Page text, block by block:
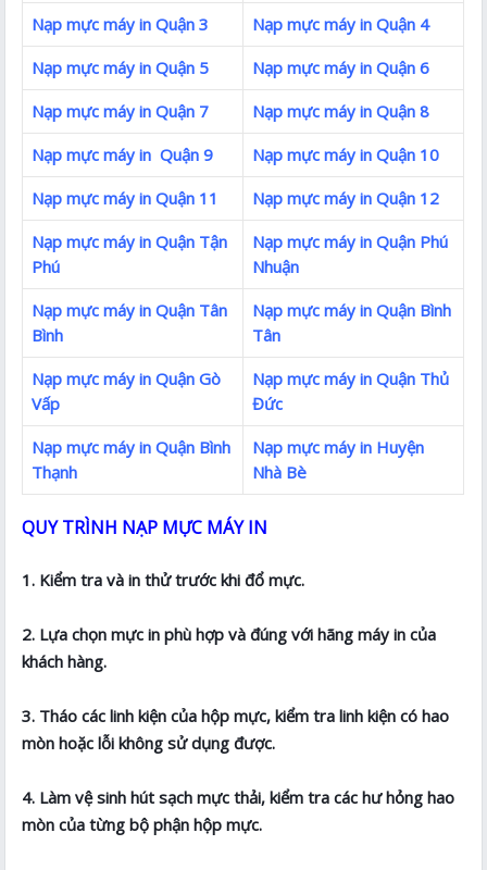
Nạp mực máy in Quận 3
Nạp mực máy in Quận 4
Nạp mực máy in Quận 5
Nạp mực máy in Quận 6
Nạp mực máy in Quận 7
Nạp mực máy in Quận 8
Nạp mực máy in Quận 9
Nạp mực máy in Quận 10
Nạp mực máy in Quận 11
Nạp mực máy in Quận 12
Nạp mực máy in Quận Tận
Phú
Nạp mực máy in Quận Phú
Nhuận
Nạp mực máy in Quận Tân
Bình
Nạp mực máy in Quận Bình
Tân
Nạp mực máy in Quận Gò
Vấp
Nạp mực máy in Quận Thủ
Đức
Nạp mực máy in Quận Bình
Thạnh
Nạp mực máy in Huyện
Nhà Bè
QUY TRÌNH NẠP MỰC MÁY IN
1. Kiểm tra và in thử trước khi đổ mực.
2. Lựa chọn mực in phù hợp và đúng với hãng máy in của
khách hàng.
3. Tháo các linh kiện của hộp mực, kiểm tra linh kiện có hao
mòn hoặc lỗi không sử dụng được.
4. Làm vệ sinh hút sạch mực thải, kiểm tra các hư hỏng hao
mòn của từng bộ phận hộp mực.